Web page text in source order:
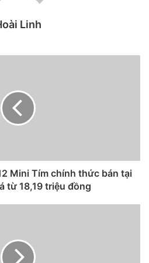
trị” ở thị trường công nghệ.
danh sách tổng thể. Nguyên
tăng cao ở Trung Quốc đã giúp
Linh
Mini Tím chính thức bán tại
từ 18,19 triệu đồng